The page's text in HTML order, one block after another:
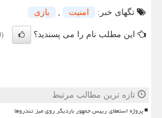
تگهای خبر:
امنیت , بازی
این مطلب نام را می پسندید؟ (0)
تازه ترین مطالب مرتبط
پروژه استعفای رییس جمهور باردیگر روی میز تندروها